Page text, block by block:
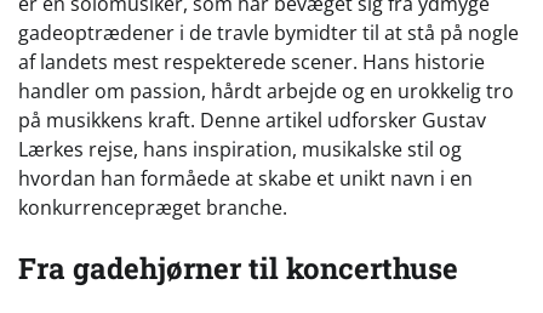
gadeoptrædener i de travle bymidter til at stå på nogle
af landets mest respekterede scener. Hans historie
handler om passion, hårdt arbejde og en urokkelig tro
på musikkens kraft. Denne artikel udforsker Gustav
Lærkes rejse, hans inspiration, musikalske stil og
hvordan han formåede at skabe et unikt navn i en
konkurrencepræget branche.
Fra gadehjørner til koncerthuse